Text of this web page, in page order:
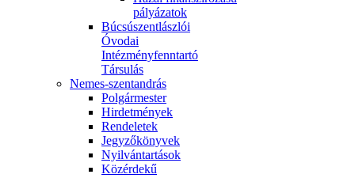
pályázatok
Búcsúszentlászlói
Óvodai
Intézményfenntartó
Társulás
Nemes-szentandrás
Polgármester
Hirdetmények
Rendeletek
Jegyzőkönyvek
Nyilvántartások
Közérdekű